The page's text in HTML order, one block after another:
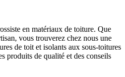
en matériaux de toiture. Que
vous trouverez chez nous une
de toit et isolants aux sous-toitures
produits de qualité et des conseils